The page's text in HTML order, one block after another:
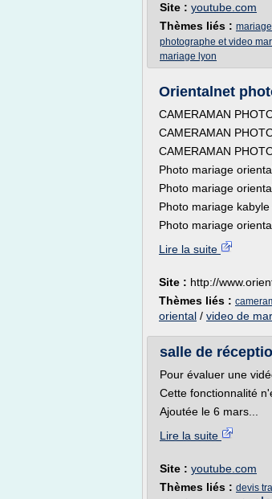
Site : youtube.com
Thèmes liés :
photographe et video
mariage lyon
Orientalnet
CAMERAMAN
CAMERAMAN
CAMERAMAN
Photo mariage
Photo mariage
Photo mariage
Photo mariage
Lire la suite
Site : http://
Thèmes liés :
oriental / video de
salle de
Pour évaluer une
Cette fonctionnalité
Ajoutée le 6 mars...
Lire la suite
Site : youtube.com
Thèmes liés : devis